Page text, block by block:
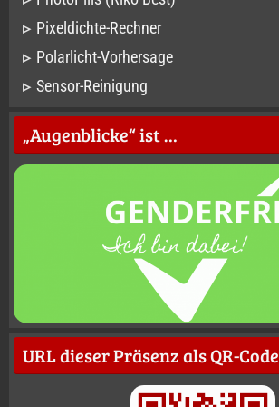
Pixeldichte-Rechner
Polarlicht-Vorhersage
Sensor-Reinigung
„Augenblicke“ ist …
URL dieser Präsenz als QR-Code